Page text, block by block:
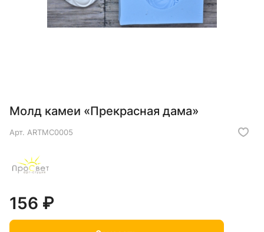
Молд камеи «Прекрасная дама»
Арт. ARTMC0005
156 ₽